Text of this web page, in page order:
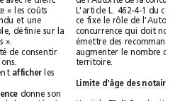
prend en compte «les coûts
pertinents du service rendu et une
rémunération raisonnable, définie sur la
base de critères objectifs ».
L'article prévoit la faculté de consentir
, sous conditions.
Les professionnels doivent
afficher les
Autorité de la concurrence donne son
territoire.